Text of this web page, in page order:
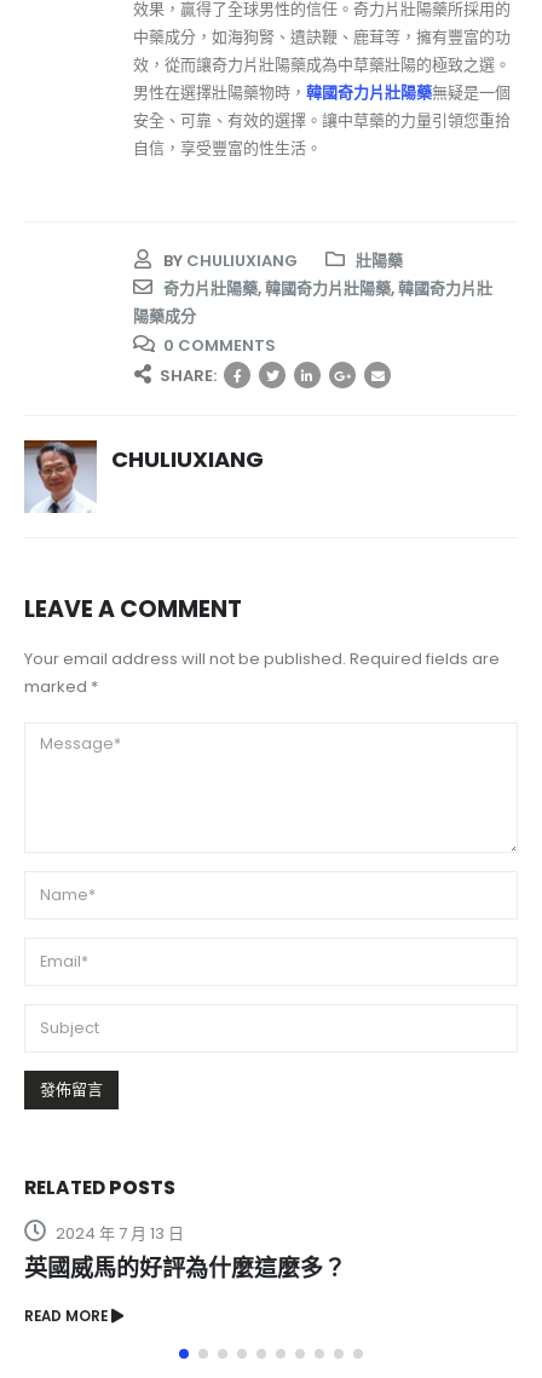
效果，贏得了全球男性的信任。奇力片壯陽藥所採用的
中藥成分，如海狗腎、遺訣鞭、鹿茸等，擁有豐富的功
效，從而讓奇力片壯陽藥成為中草藥壯陽的極致之選。
男性在選擇壯陽藥物時， 韓國奇力片壯陽藥無疑是一個
安全、可靠、有效的選擇。讓中草藥的力量引領您重拾
自信，享受豐富的性生活。
BY CHULIUXIANG
壯陽藥
奇力片壯陽藥,韓國奇力片壯陽藥,韓國奇力片壯
陽藥成分
0 COMMENTS
SHARE:
CHULIUXIANG
LEAVE A COMMENT
Your email address will not be published. Required fields are
marked *
RELATEDPOSTS
2024 年 7 月 13 日
英國威馬的好評為什麼這麼多？
READ MORE